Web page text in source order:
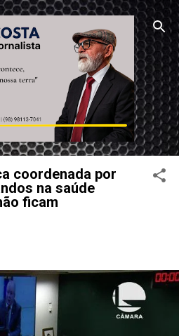
conteúdo principal
coordenada por
na saúde
ficam